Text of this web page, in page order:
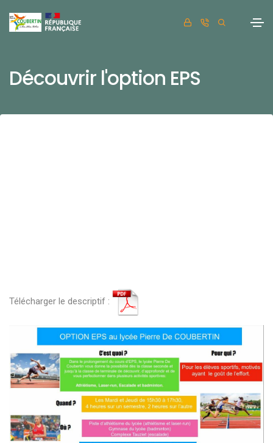
Découvrir l'option EPS
Télécharger le descriptif :